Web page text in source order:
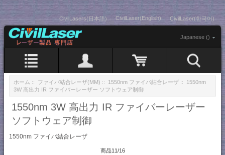
CivilLasers(日本語) CivilLaser(English) CivilLaser(한국어)
Japanese ()
ホーム :: ファイバ結合レーザ(MM) :: 1550nm ファイバ結合レーザ :: 1550nm
3W 高出力 IR ファイバーレーザー ソフトウェア制御
1550nm 3W 高出力 IR ファイバーレーザー
ソフトウェア制御
1550nm ファイバ結合レーザ
商品11/16